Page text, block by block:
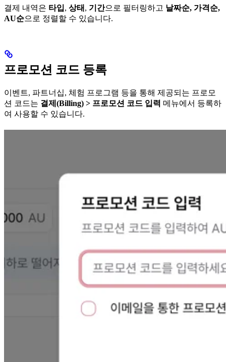
결제 내역은 타입, 상태 , 기간으로 필터링하고 날짜순, 가격순,
AU순으로 정렬할 수 있습니다.
프로모션 코드 등록
이벤트, 파트너십, 체험 프로그램 등을 통해 제공되는 프로모
션 코드는 결제(Billing) > 프로모션 코드 입력 메뉴에서 등록하
여 사용할 수 있습니다.